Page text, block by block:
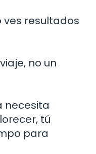
ves resultados
no un
necesita
tú
para